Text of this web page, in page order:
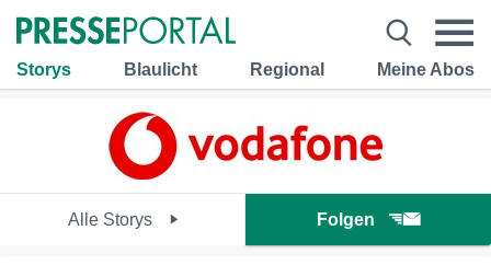
Storys Blaulicht Regional Meine Abos
Alle Storys Folgen